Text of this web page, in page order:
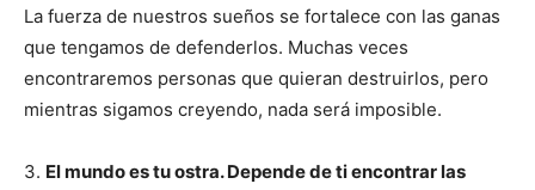
La fuerza de nuestros sueños se fortalece con las ganas
que tengamos de defenderlos. Muchas veces
encontraremos personas que quieran destruirlos, pero
mientras sigamos creyendo, nada será imposible.
3. El mundo es tu ostra. Depende de ti encontrar las